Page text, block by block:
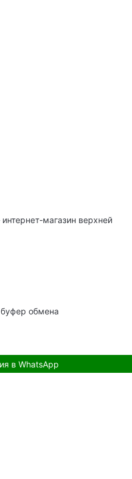
магазин верхней
обмена
в WhatsApp